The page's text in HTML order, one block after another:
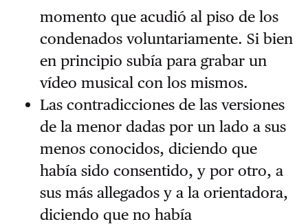
momento que acudió al piso de los
condenados voluntariamente. Si bien
en principio subía para grabar un
vídeo musical con los mismos.
Las contradicciones de las versiones
de la menor dadas por un lado a sus
menos conocidos, diciendo que
había sido consentido, y por otro, a
sus más allegados y a la orientadora,
diciendo que no había